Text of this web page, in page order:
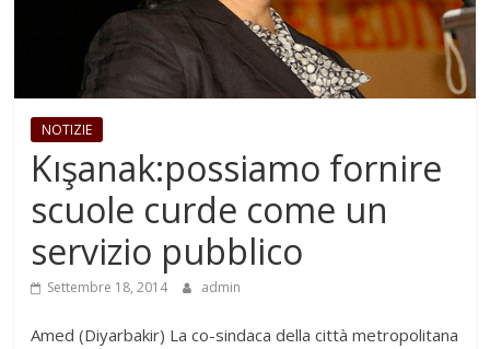
NOTIZIE
Kışanak:possiamo fornire
scuole curde come un
servizio pubblico
Settembre 18, 2014 admin
Amed (Diyarbakir) La co-sindaca della città metropolitana